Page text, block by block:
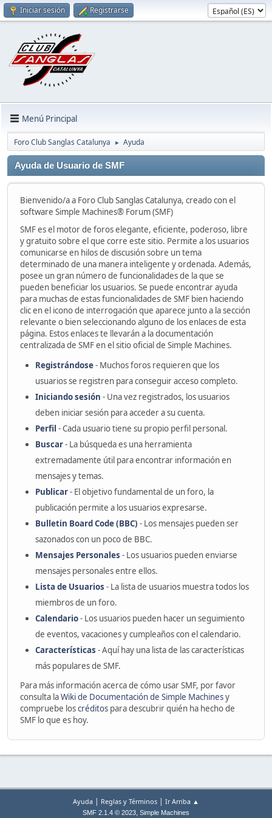
Iniciar sesión Registrarse
Menú Principal
Foro Club Sanglas Catalunya ► Ayuda
Ayuda de Usuario de SMF
Bienvenido/a a Foro Club Sanglas Catalunya, creado con el
software Simple Machines® Forum (SMF)
SMF es el motor de foros elegante, eficiente, poderoso, libre
y gratuito sobre el que corre este sitio. Permite a los usuarios
comunicarse en hilos de discusión sobre un tema
determinado de una manera inteligente y ordenada. Además,
posee un gran número de funcionalidades de la que se
pueden beneficiar los usuarios. Se puede encontrar ayuda
para muchas de estas funcionalidades de SMF bien haciendo
clic en el icono de interrogación que aparece junto a la sección
relevante o bien seleccionando alguno de los enlaces de esta
página. Estos enlaces te llevarán a la documentación
centralizada de SMF en el sitio oficial de Simple Machines.
Registrándose- Muchos foros requieren que los
usuarios se registren para conseguir acceso completo.
Iniciando sesión - Una vez registrados, los usuarios
deben iniciar sesión para acceder a su cuenta.
Perfil - Cada usuario tiene su propio perfil personal.
Buscar- La búsqueda es una herramienta
extremadamente útil para encontrar información en
mensajes y temas.
Publicar- El objetivo fundamental de un foro, la
publicación permite a los usuarios expresarse.
Bulletin Board Code (BBC) - Los mensajes pueden ser
sazonados con un poco de BBC.
Mensajes Personales - Los usuarios pueden enviarse
mensajes personales entre ellos.
Lista de Usuarios - La lista de usuarios muestra todos los
miembros de un foro.
Calendario- Los usuarios pueden hacer un seguimiento
de eventos, vacaciones y cumpleaños con el calendario.
Características - Aquí hay una lista de las características
más populares de SMF.
Para más información acerca de cómo usar SMF, por favor
consulta laWiki de Documentación de Simple Machinesy
compruebe loscréditos para descubrir quién ha hecho de
SMF lo que es hoy.
Ayuda | Reglas y Términos | Ir Arriba ▲
SMF 2.1.4 © 2023, Simple Machines